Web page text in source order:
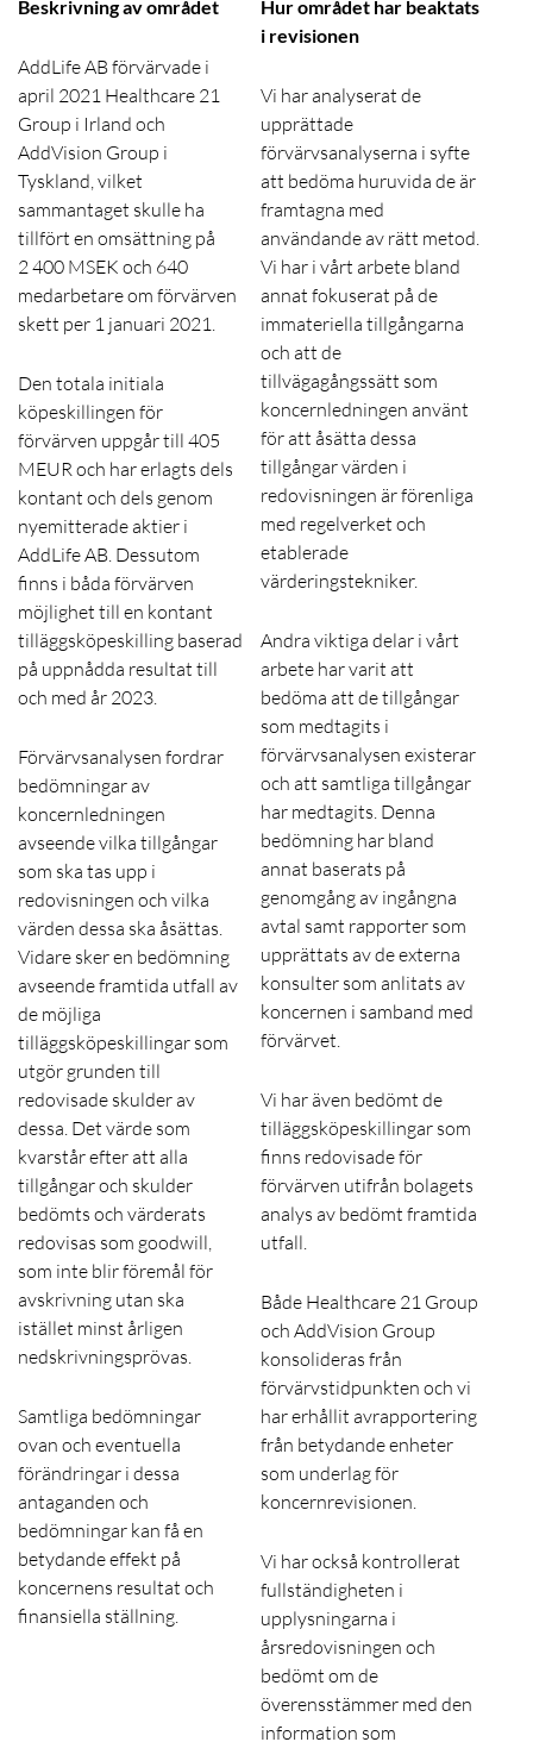
Beskrivning av området
AddLife AB förvärvade i
april 2021 Healthcare 21
Group i Irland och
AddVision Group i
Tyskland, vilket
sammantaget skulle ha
tillfört en omsättning på
2 400 MSEK och 640
medarbetare om förvärven
skett per 1 januari 2021.
Den totala initiala
köpeskillingen för
förvärven uppgår till 405
MEUR och har erlagts dels
kontant och dels genom
nyemitterade aktier i
AddLife AB. Dessutom
finns i båda förvärven
möjlighet till en kontant
tilläggsköpeskilling baserad
på uppnådda resultat till
och med år 2023.
Förvärvsanalysen fordrar
bedömningar av
koncernledningen
avseende vilka tillgångar
som ska tas upp i
redovisningen och vilka
värden dessa ska åsättas.
Vidare sker en bedömning
avseende framtida utfall av
de möjliga
tilläggsköpeskillingar som
utgör grunden till
redovisade skulder av
dessa. Det värde som
kvarstår efter att alla
tillgångar och skulder
bedömts och värderats
redovisas som goodwill,
som inte blir föremål för
avskrivning utan ska
istället minst årligen
nedskrivningsprövas.
Samtliga bedömningar
ovan och eventuella
förändringar i dessa
antaganden och
bedömningar kan få en
betydande effekt på
koncernens resultat och
finansiella ställning.
Hur området har beaktats
i revisionen
Vi har analyserat de
upprättade
förvärvsanalyserna i syfte
att bedöma huruvida de är
framtagna med
användande av rätt metod.
Vi har i vårt arbete bland
annat fokuserat på de
immateriella tillgångarna
och att de
tillvägagångssätt som
koncernledningen använt
för att åsätta dessa
tillgångar värden i
redovisningen är förenliga
med regelverket och
etablerade
värderingstekniker.
Andra viktiga delar i vårt
arbete har varit att
bedöma att de tillgångar
som medtagits i
förvärvsanalysen existerar
och att samtliga tillgångar
har medtagits. Denna
bedömning har bland
annat baserats på
genomgång av ingångna
avtal samt rapporter som
upprättats av de externa
konsulter som anlitats av
koncernen i samband med
förvärvet.
Vi har även bedömt de
tilläggsköpeskillingar som
finns redovisade för
förvärven utifrån bolagets
analys av bedömt framtida
utfall.
Både Healthcare 21 Group
och AddVision Group
konsolideras från
förvärvstidpunkten och vi
har erhållit avrapportering
från betydande enheter
som underlag för
koncernrevisionen.
Vi har också kontrollerat
fullständigheten i
upplysningarna i
årsredovisningen och
bedömt om de
överensstämmer med den
information som